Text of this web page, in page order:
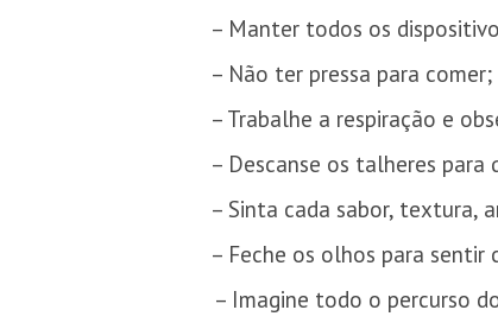
– Manter todos os
– Não ter pressa para comer;
– Trabalhe a respiração e
– Descanse os talheres
– Sinta cada sabor, textura,
– Feche os olhos para
– Imagine todo o percurso